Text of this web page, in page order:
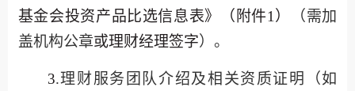
基金会投资产品比选信息表》
（ 附件1 ）
（需加
盖机构公章或理财经理签字） 。
3.理财服务团队介绍及相关资质证明（如